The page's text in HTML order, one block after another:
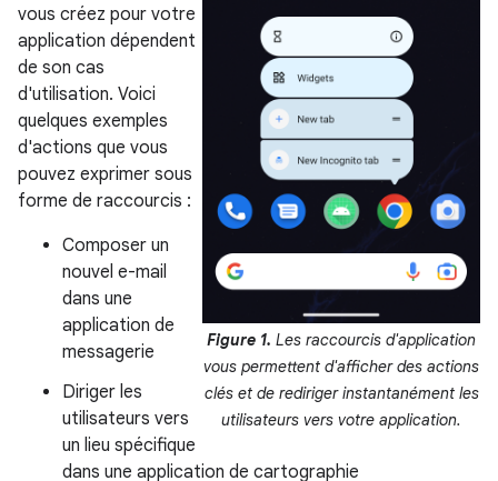
Figure 1. Les raccourcis d'application
vous permettent d'afficher des actions
clés et de rediriger instantanément les
utilisateurs vers votre application.
vous créez pour votre
application dépendent
de son cas
d'utilisation. Voici
quelques exemples
d'actions que vous
pouvez exprimer sous
forme de raccourcis :
Composer un
nouvel e-mail
dans une
application de
messagerie
Diriger les
utilisateurs vers
un lieu spécifique
dans une application de cartographie